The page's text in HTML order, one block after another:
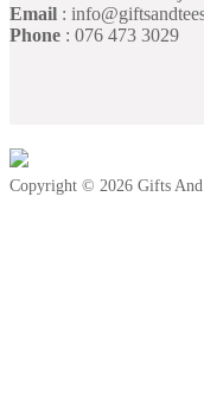
Email :
Phone : 076 473 3029
Copyright © 2026 Gifts And